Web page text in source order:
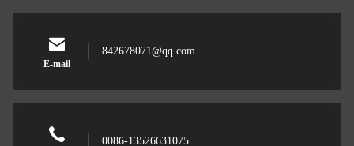
E-mail
842678071@qq.com
0086-13526631075